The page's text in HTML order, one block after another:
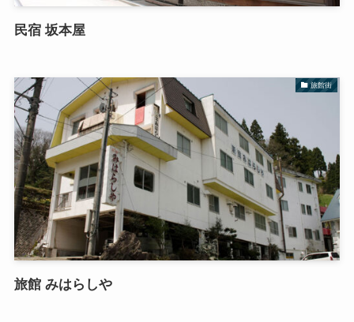
民宿 坂本屋
旅館街
旅館 みはらしや